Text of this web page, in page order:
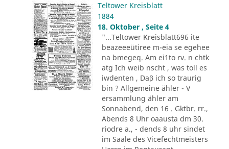
Teltower Kreisblatt
1884
18. Oktober , Seite 4
"...Teltower Kreisblatt696 ite
beazeeeütiree m-eia se egehee
na bmegeq. Am ei1to rv. n chtk
atg Ich weib nscht , was toll es
iwdenten , Daβ ich so traurig
bin ? Allgemeine ähler - V
ersammlung ähler am
Sonnabend, den 16 . Gktbr. rr.,
Abends 8 Uhr oaausta dm 30.
riodre a., - dends 8 uhr sindet
im Saale des Vicefechtmeisters